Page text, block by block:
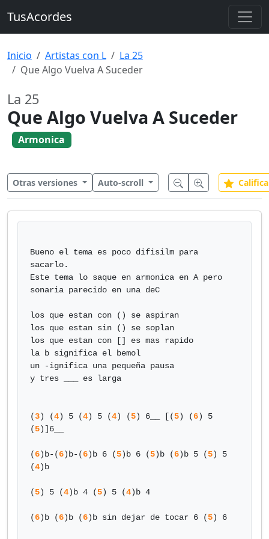
TusAcordes
Inicio Artistas con L
La 25
Que Algo Vuelva A Suceder
La 25
Que Algo Vuelva A Suceder
Armonica
Otras versiones Auto-scroll
Bueno el tema es poco difisilm para
sacarlo.
Este tema lo saque en armonica en A pero
sonaria parecido en una deC
los que estan con () se aspiran
los que estan sin () se soplan
los que estan con [] es mas rapido
la b significa el bemol
un -ignifica una pequeña pausa
y tres ___ es larga
(3) (4) 5 (4) 5 (4) (5) 6__ [(5) (6) 5
(5)]6__
(6)b-(6)b-(6)b 6 (5)b 6 (5)b (6)b 5 (5) 5
(4)b
(5) 5 (4)b 4 (5) 5 (4)b 4
(6)b (6)b (6)b sin dejar de tocar 6 (5) 6